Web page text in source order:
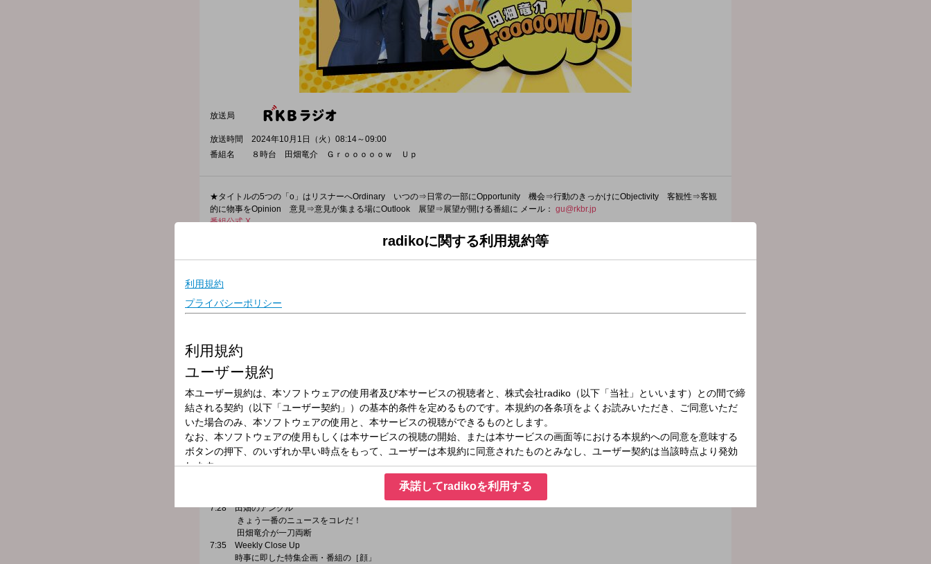
放送局
放送時間
2024年10月1日（火）08:14～09:00
番組名
８時台 田畑竜介 Ｇｒｏｏｏｏｏｗ Ｕｐ
★タイトルの5つの「o」はリスナーへOrdinary いつの⇒日常の一部にOpportunity 機会⇒行動のきっかけにObjectivity 客観性⇒客観
的に物事をOpinion 意見⇒意見が集まる場にOutlook 展望⇒展望が開ける番組に メール： gu@rkbr.jp
番組公式 X
6:35 RKB天気予報
この5分間を聴けば、
6:45 おなかがグーはしあわせのグ―。
7:05 リスナー投票
リスナーのあなたに聞く、
番組独自の世論調査
気鋭のコメンテーター陣による、
気になるニュースの深掘り解説
月曜：政治 ジャーナリスト 鈴木哲夫
火曜：経済 明治大学教授 飯田泰之
水曜：九州経済 長崎県立大学教授 鳥丸聡
木曜：環境・科学 毎日新聞客員編集委員
7:28 田畑のアングル
きょう一番のニュースをコレだ！
田畑竜介が一刀両断
7:35 Weekly Close Up
時事に即した特集企画・番組の［顔」
radikoに関する利用規約等
承諾してradikoを利用する